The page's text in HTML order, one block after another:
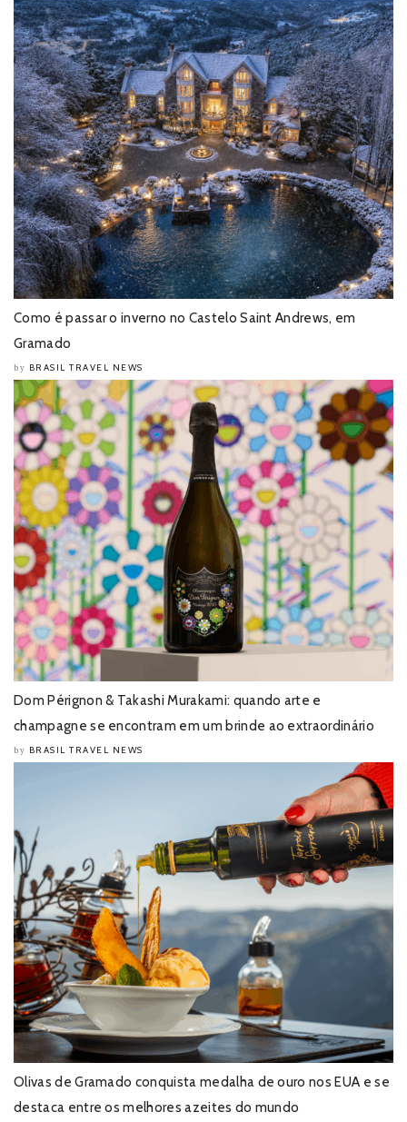
Como é passar o inverno no Castelo Saint Andrews, em
Gramado
by BRASIL TRAVEL NEWS
Dom Pérignon & Takashi Murakami: quando arte e
champagne se encontram em um brinde ao extraordinário
by BRASIL TRAVEL NEWS
Olivas de Gramado conquista medalha de ouro nos EUA e se
destaca entre os melhores azeites do mundo